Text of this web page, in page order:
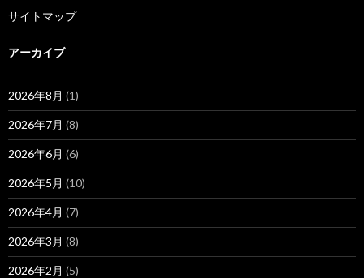
サイトマップ
アーカイブ
2026年8月 (1)
2026年7月 (8)
2026年6月 (6)
2026年5月 (10)
2026年4月 (7)
2026年3月 (8)
2026年2月 (5)